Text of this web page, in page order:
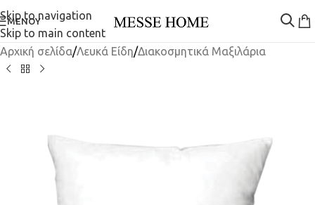
Skip to navigation
Skip to main content
ΜΕΝΟΎ
Αρχική σελίδα/Λευκά Είδη/Διακοσμητικά Μαξιλάρια